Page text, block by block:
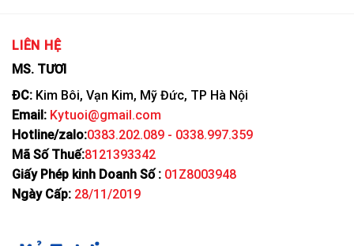
LIÊN HỆ
MS. TƯƠI
ĐC: Kim Bôi, Vạn Kim, Mỹ Đức, TP Hà Nội
Email: Kytuoi@gmail.com
Hotline/zalo:0383.202.089 - 0338.997.359
Mã Số Thuế:8121393342
Giấy Phép kinh Doanh Số : 01Z8003948
Ngày Cấp: 28/11/2019